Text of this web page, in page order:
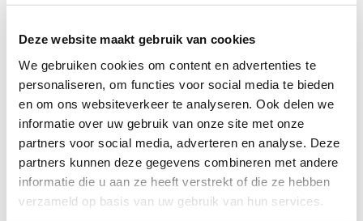
Deze website maakt gebruik van cookies
We gebruiken cookies om content en advertenties te
personaliseren, om functies voor social media te bieden
en om ons websiteverkeer te analyseren. Ook delen we
informatie over uw gebruik van onze site met onze
partners voor social media, adverteren en analyse. Deze
partners kunnen deze gegevens combineren met andere
informatie die u aan ze heeft verstrekt of die ze hebben
verzameld op basis van uw gebruik van hun services.
HANDLEIDING
Productomschrijving
Specificaties
Reviews
Gerelateerde producten